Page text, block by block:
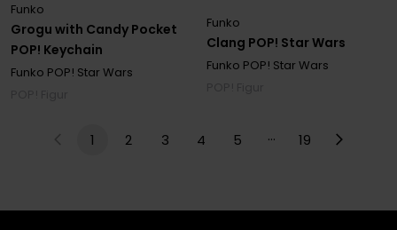
Grogu with Candy Pocket
POP! Keychain
Funko
Funko POP! Star Wars
Clang POP! Star Wars
Funko
Funko POP! Star Wars
1 2 3 4 5 … 19